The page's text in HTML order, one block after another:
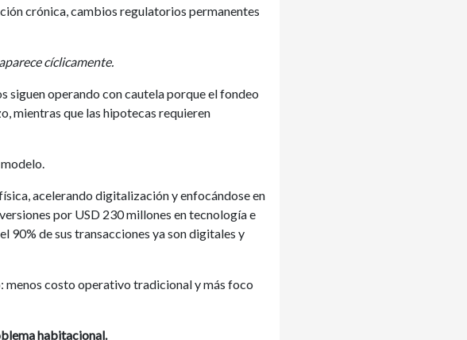
crónica, cambios regulatorios permanentes
cíclicamente.
siguen operando con cautela porque el fondeo
mientras que las hipotecas requieren
acelerando digitalización y enfocándose en
por USD 230 millones en tecnología e
90% de sus transacciones ya son digitales y
menos costo operativo tradicional y más foco
habitacional.